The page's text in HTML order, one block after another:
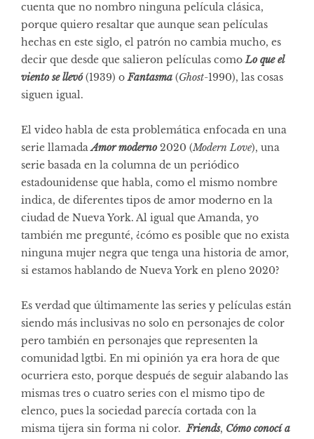
cuenta que no nombro ninguna película clásica,
porque quiero resaltar que aunque sean películas
hechas en este siglo, el patrón no cambia mucho, es
decir que desde que salieron películas comoLo que el
viento se llevó (1939) oFantasma (Ghost-1990), las cosas
siguen igual.
El video habla de esta problemática enfocada en una
serie llamada Amor moderno2020 (Modern Love), una
serie basada en la columna de un periódico
estadounidense que habla, como el mismo nombre
indica, de diferentes tipos de amor moderno en la
ciudad de Nueva York. Al igual que Amanda, yo
también me pregunté, ¿cómo es posible que no exista
ninguna mujer negra que tenga una historia de amor,
si estamos hablando de Nueva York en pleno 2020?
Es verdad que últimamente las series y películas están
siendo más inclusivas no solo en personajes de color
pero también en personajes que representen la
comunidad lgtbi. En mi opinión ya era hora de que
ocurriera esto, porque después de seguir alabando las
mismas tres o cuatro series con el mismo tipo de
elenco, pues la sociedad parecía cortada con la
misma tijera sin forma ni color.Friends, Cómo conocí a